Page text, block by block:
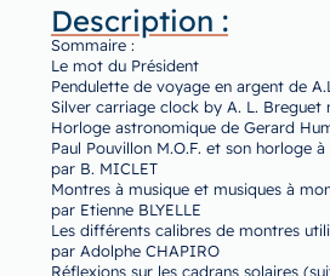
Description :
Sommaire :
Le mot du Président
Pendulette de voyage en argent de
Silver carriage clock by A. L. Breguet
Horloge astronomique de Gerard
Paul Pouvillon M.O.F. et son horloge
par B. MICLET
Montres à musique et musiques à
par Etienne BLYELLE
Les différents calibres de montres
par Adolphe CHAPIRO
Réflexions sur les cadrans solaires